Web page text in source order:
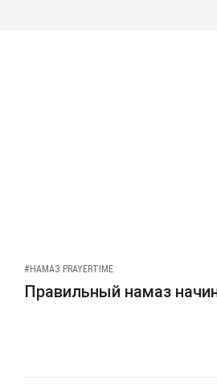
#НАМАЗ PRAYERTIME
Правильный намаз